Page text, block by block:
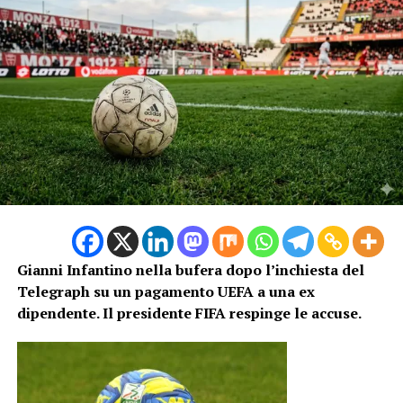
maturati negli altri incontri del girone.
A favorire la storica qualificazione di Capo Verde è stato
anche il pareggio tra Spagna e Uruguay, con la
clamorosa disattenzione del portiere Muslera che ha
compromesso le speranze della Celeste. Il risultato ha
consentito agli isolani di conservare il secondo posto
alle spalle della Spagna, centrando un obiettivo che fino
a poche settimane fa sembrava impossibile.
Ora arriva l’Argentina
Il sogno di Capo Verde è tutt’altro che finito. Il
prossimo 4 luglio, a Miami, la sorprendente nazionale
africana affronterà l’Argentina, campione del mondo in
carica, in una sfida che promette spettacolo e grandi
emozioni. Sulla carta i sudamericani partono con tutti i
favori del pronostico, ma la squadra di Bubista ha già
dimostrato di saper sorprendere chiunque. Dopo aver
Gianni Infantino nella bufera dopo l’inchiesta del
Telegraph su un pagamento UEFA a una ex
dipendente. Il presidente FIFA respinge le accuse.